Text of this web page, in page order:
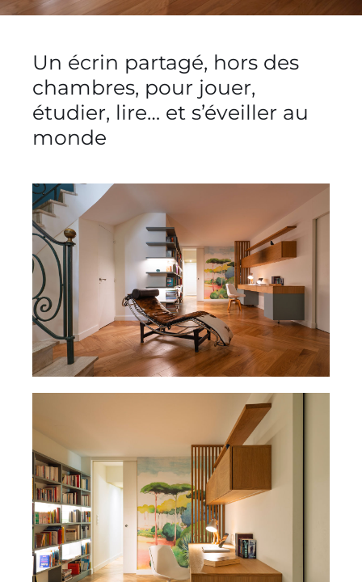
Un écrin partagé, hors des
chambres, pour jouer,
étudier, lire… et s’éveiller au
monde